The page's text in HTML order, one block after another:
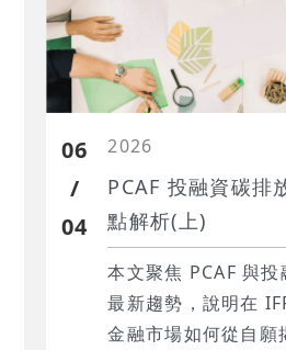
06
/
04
2026
PCAF 投融資碳排
點解析(上)
本文聚焦 PCAF 與
最新趨勢，說明在
金融市場如何從自願